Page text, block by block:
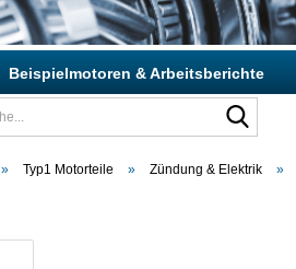
Beispielmotoren & Arbeitsberichte
» Typ1 Motorteile » Zündung & Elektrik »